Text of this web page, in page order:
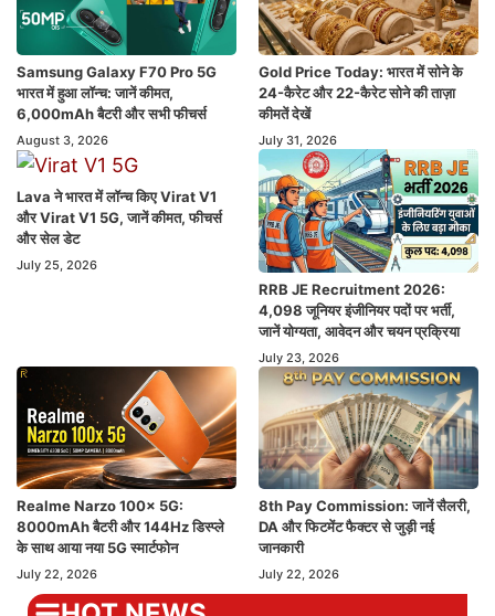
Samsung Galaxy F70 Pro 5G
भारत में हुआ लॉन्च: जानें कीमत,
6,000mAh बैटरी और सभी फीचर्स
August 3, 2026
Gold Price Today: भारत में सोने के
24-कैरेट और 22-कैरेट सोने की ताज़ा
कीमतें देखें
July 31, 2026
Lava ने भारत में लॉन्च किए Virat V1
और Virat V1 5G, जानें कीमत, फीचर्स
और सेल डेट
July 25, 2026
RRB JE Recruitment 2026:
4,098 जूनियर इंजीनियर पदों पर भर्ती,
जानें योग्यता, आवेदन और चयन प्रक्रिया
July 23, 2026
Realme Narzo 100x 5G:
8000mAh बैटरी और 144Hz डिस्प्ले
के साथ आया नया 5G स्मार्टफोन
July 22, 2026
8th Pay Commission: जानें सैलरी,
DA और फिटमेंट फैक्टर से जुड़ी नई
जानकारी
July 22, 2026